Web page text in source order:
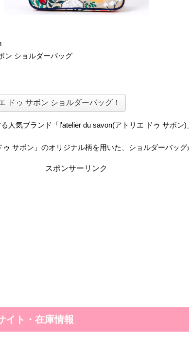
ン ショルダーバッグ
ドゥ サボン ショルダーバッグ！
人気ブランド「l'atelier du savon(アトリエ ドゥ サボン)
サボン」のオリジナル柄を用いた、ショルダーバッグ
スポンサーリンク
イト・在庫情報